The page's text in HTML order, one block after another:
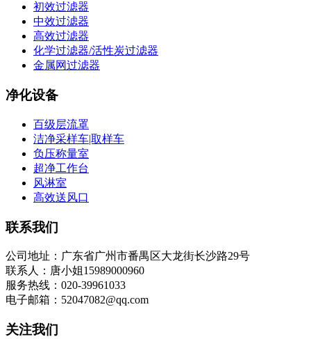
初效过滤器
中效过滤器
高效过滤器
化学过滤器/活性炭过滤器
金属网过滤器
净化设备
百级层流罩
洁净采样车|取样车
负压称量室
超净工作台
风淋室
高效送风口
联系我们
公司地址：广东省广州市番禺区大龙街长沙路29号
联系人：唐小姐15989000960
服务热线：020-39961033
电子邮箱：52047082@qq.com
关注我们